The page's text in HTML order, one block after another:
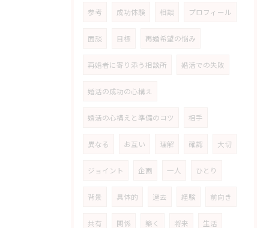
参考 成功体験 相談 プロフィール
面談 目標 再婚希望の悩み
再婚者に寄り添う相談所 婚活での失敗
婚活の成功の心構え
婚活の心構えと準備のコツ 相手
異なる お互い 理解 確認 大切
ジョイント 企画 一人 ひとり
背景 具体的 過去 経験 前向き
共有 関係 築く 将来 生活